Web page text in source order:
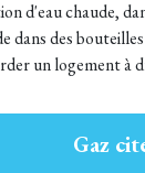
d'eau chaude,
dans des
un logement à
Gaz